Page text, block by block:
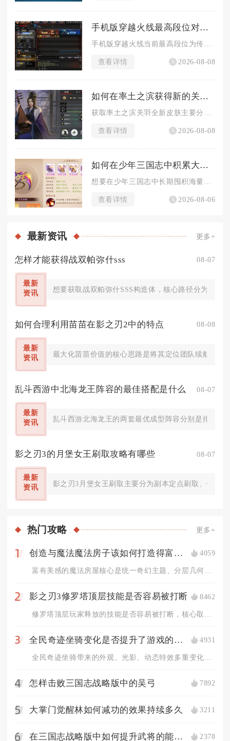
手机版穿越火线最高段位对战战绩要求如何
查看详情 2026-08-08
如何在率土之滨获得新的关羽皮肤
查看详情 2026-08-08
如何在少年三国志中积累大量元宝
查看详情 2026-08-06
最新资讯 更多+
怎样才能获得战双帕弥什sss 08-07
最新
资讯
想要获取战双帕弥什SSS构造体，核心路径分为定
如何合理利用苗苗在影之刃2中的特点 08-08
最新
资讯
最大化苗苗价值的核心思路是将其定位团队续航辅
乱斗西游中北海龙王阵容的最佳搭配是什么 08-07
最新
资讯
乱斗西游北海龙王的两套最优成型阵容分别是排行
影之刃3的月堡女王刷取攻略有哪些 08-07
最新
资讯
影之刃3月堡女王刷取主要分为副本定点刷取、锻造
热门攻略 更多+
创造与魔法魔法房子该如何打造得富有美感 4059
2 影之刃3修罗塔顶层技能是否容易被打断 8462
3 全民奇迹坐骑变化是否提升了游戏的视觉效果 4931
4 怎样击败三国志战略版中的吴弓 7892
5 大掌门觉醒林如何减功的效果持续多久 3211
6 在三国志战略版中如何提升武将的能力值 2378